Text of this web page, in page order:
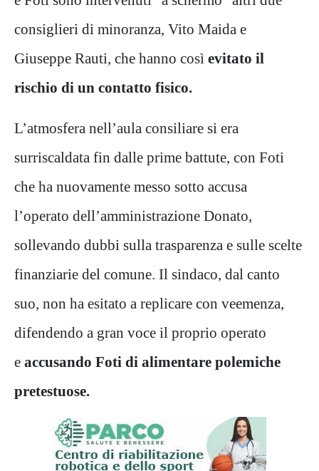
consiglieri di minoranza, Vito Maida e
Giuseppe Rauti, che hanno così evitato il
rischio di un contatto fisico.
L’atmosfera nell’aula consiliare si era
surriscaldata fin dalle prime battute, con Foti
che ha nuovamente messo sotto accusa
l’operato dell’amministrazione Donato,
sollevando dubbi sulla trasparenza e sulle scelte
finanziarie del comune. Il sindaco, dal canto
suo, non ha esitato a replicare con veemenza,
difendendo a gran voce il proprio operato
e accusando Foti di alimentare polemiche
pretestuose.